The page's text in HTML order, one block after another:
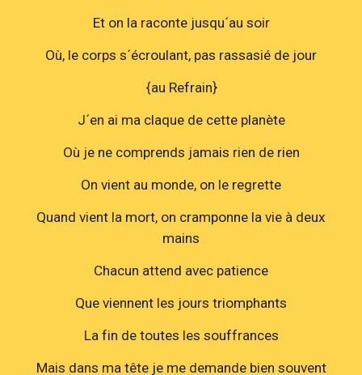
Et on la raconte jusqu´au soir
Où, le corps s´écroulant, pas rassasié de jour
{au Refrain}
J´en ai ma claque de cette planète
Où je ne comprends jamais rien de rien
On vient au monde, on le regrette
Quand vient la mort, on cramponne la vie à deux
mains
Chacun attend avec patience
Que viennent les jours triomphants
La fin de toutes les souffrances
Mais dans ma tête je me demande bien souvent